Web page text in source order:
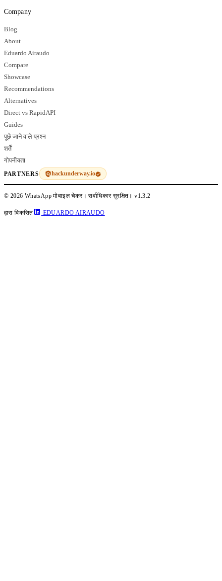
Company
Blog
About
Eduardo Airaudo
Compare
Showcase
Recommendations
Alternatives
Direct vs RapidAPI
Guides
पूछे जाने वाले प्रश्न
शर्तें
गोपनीयता
PARTNERS hackunderway.io
© 2026 WhatsApp मोबाइल चेकर। सर्वाधिकार सुरक्षित।v1.3.2
द्वारा विकसित EDUARDO AIRAUDO